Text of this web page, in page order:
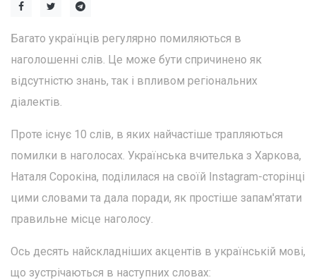
Багато українців регулярно помиляються в
наголошенні слів. Це може бути спричинено як
відсутністю знань, так і впливом регіональних
діалектів.
Проте існує 10 слів, в яких найчастіше трапляються
помилки в наголосах. Українська вчителька з Харкова,
Наталя Сорокіна, поділилася на своїй Instagram-сторінці
цими словами та дала поради, як простіше запам'ятати
правильне місце наголосу.
Ось десять найскладніших акцентів в українській мові,
що зустрічаються в наступних словах: